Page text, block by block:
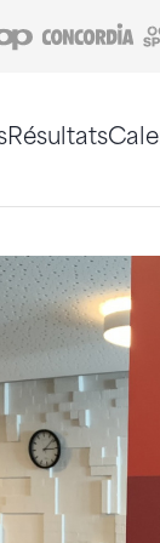
Coop
Résultats